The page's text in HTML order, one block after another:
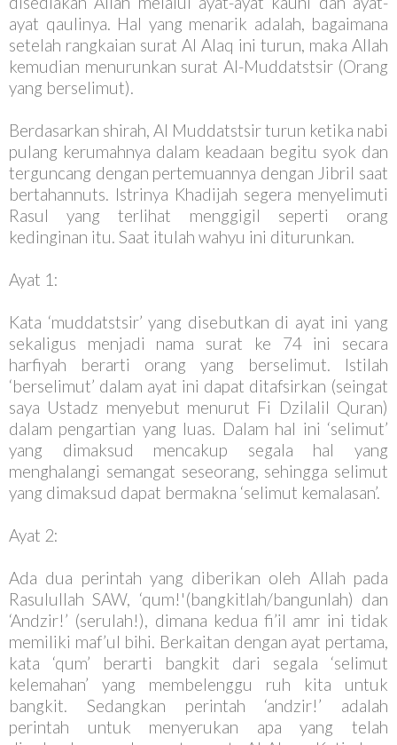
ayat qaulinya. Hal yang menarik adalah, bagaimana
setelah rangkaian surat Al Alaq ini turun, maka Allah
kemudian menurunkan surat Al-Muddatstsir (Orang
yang berselimut).
Berdasarkan shirah, Al Muddatstsir turun ketika nabi
pulang kerumahnya dalam keadaan begitu syok dan
terguncang dengan pertemuannya dengan Jibril saat
bertahannuts. Istrinya Khadijah segera menyelimuti
Rasul yang terlihat menggigil seperti orang
kedinginan itu. Saat itulah wahyu ini diturunkan.
Ayat 1:
Kata ‘muddatstsir’ yang disebutkan di ayat ini yang
sekaligus menjadi nama surat ke 74 ini secara
harfiyah berarti orang yang berselimut. Istilah
‘berselimut’ dalam ayat ini dapat ditafsirkan (seingat
saya Ustadz menyebut menurut Fi Dzilalil Quran)
dalam pengartian yang luas. Dalam hal ini ‘selimut’
yang dimaksud mencakup segala hal yang
menghalangi semangat seseorang, sehingga selimut
yang dimaksud dapat bermakna ‘selimut kemalasan’.
Ayat 2:
Ada dua perintah yang diberikan oleh Allah pada
Rasulullah SAW, ‘qum!'(bangkitlah/bangunlah) dan
‘Andzir!’ (serulah!), dimana kedua fi’il amr ini tidak
memiliki maf’ul bihi. Berkaitan dengan ayat pertama,
kata ‘qum’ berarti bangkit dari segala ‘selimut
kelemahan’ yang membelenggu ruh kita untuk
bangkit. Sedangkan perintah ‘andzir!’ adalah
perintah untuk menyerukan apa yang telah